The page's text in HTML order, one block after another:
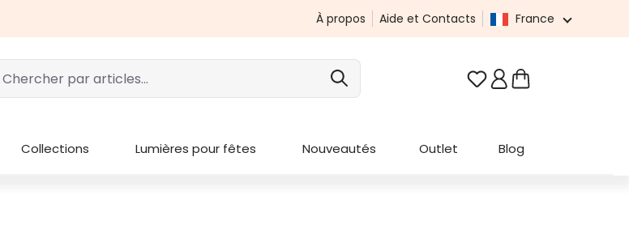
À propos Aide et Contacts France
Vous avez 0 articles
Collections Lumières pour fêtes Nouveautés Outlet Blog